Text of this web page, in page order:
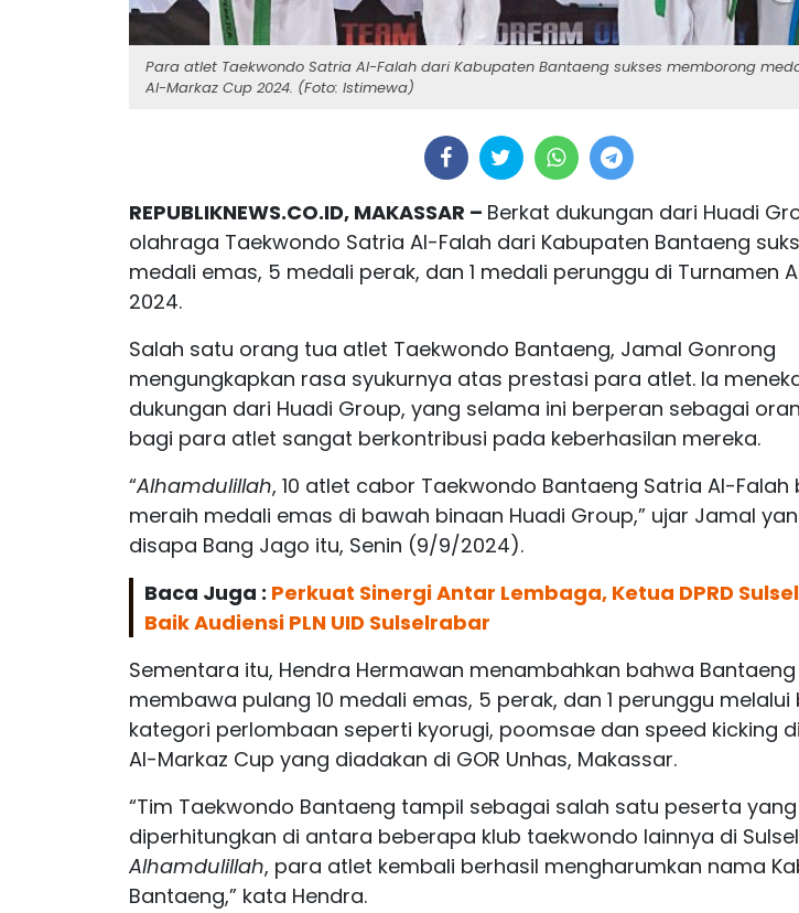
Para atlet Taekwondo Satria Al-Falah dari Kabupaten Bantaeng sukses memborong
Al-Markaz Cup 2024. (Foto: Istimewa)
REPUBLIKNEWS.CO.ID, MAKASSAR – Berkat dukungan dari Huadi
olahraga Taekwondo Satria Al-Falah dari Kabupaten Bantaeng
medali emas, 5 medali perak, dan 1 medali perunggu di Turnamen
2024.
Salah satu orang tua atlet Taekwondo Bantaeng, Jamal Gonrong
mengungkapkan rasa syukurnya atas prestasi para atlet. Ia
dukungan dari Huadi Group, yang selama ini berperan sebagai
bagi para atlet sangat berkontribusi pada keberhasilan mereka.
“Alhamdulillah, 10 atlet cabor Taekwondo Bantaeng Satria Al-Falah
meraih medali emas di bawah binaan Huadi Group,” ujar Jamal
disapa Bang Jago itu, Senin (9/9/2024).
Baca Juga : Perkuat Sinergi Antar Lembaga, Ketua DPRD
Baik Audiensi PLN UID Sulselrabar
Sementara itu, Hendra Hermawan menambahkan bahwa
membawa pulang 10 medali emas, 5 perak, dan 1 perunggu
kategori perlombaan seperti kyorugi, poomsae dan speed kicking
Al-Markaz Cup yang diadakan di GOR Unhas, Makassar.
“Tim Taekwondo Bantaeng tampil sebagai salah satu peserta yang
diperhitungkan di antara beberapa klub taekwondo lainnya di
Alhamdulillah, para atlet kembali berhasil mengharumkan nama
Bantaeng,” kata Hendra.